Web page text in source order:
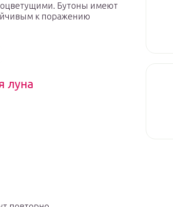
Бутоны имеют
к поражению
луна